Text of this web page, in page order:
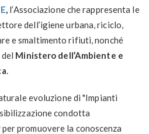
, l’Associazione che rappresenta le
dell’igiene urbana, riciclo,
e smaltimento rifiuti, nonché
Ministero dell’Ambiente e
.
evoluzione di "Impianti
condotta
promuovere la conoscenza